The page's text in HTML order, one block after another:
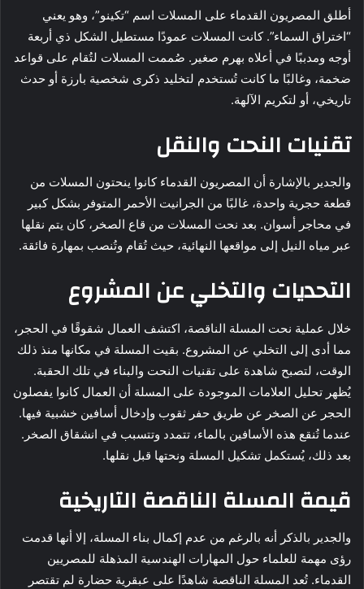
أطلق المصريون القدماء على المسلات اسم “تكينو”، وهو يعني
“اختراق السماء”. كانت المسلات عمودًا مستطيل الشكل ذي أربعة
أوجه ومدببًا في أعلاه بهرم صغير. صُممت المسلات لتُقام على قواعد
ضخمة، وغالبًا ما كانت تُستخدم لتخليد ذكرى شخصية بارزة أو حدث
تاريخي، أو لتكريم الآلهة.
تقنيات النحت والنقل
والجدير بالإشارة أن المصريون القدماء كانوا ينحتون المسلات من
قطعة حجرية واحدة، غالبًا من الجرانيت الأحمر المتوفر بشكل كبير
في محاجر أسوان. بعد نحت المسلات من قاع الصخر، كان يتم نقلها
عبر مياه النيل إلى مواقعها النهائية، حيث تُقام وتُنصب بمهارة فائقة.
التحديات والتخلي عن المشروع
خلال عملية نحت المسلة الناقصة، اكتشف العمال شقوقًا في الحجر،
مما أدى إلى التخلي عن المشروع. بقيت المسلة في مكانها منذ ذلك
الوقت، لتصبح شاهدة على تقنيات النحت والبناء في تلك الحقبة.
يُظهر تحليل العلامات الموجودة على المسلة أن العمال كانوا يفصلون
الحجر عن الصخر عن طريق حفر ثقوب وإدخال أسافين خشبية فيها.
عندما تُنقع هذه الأسافين بالماء، تتمدد وتتسبب في انشقاق الصخر.
بعد ذلك، يُستكمل تشكيل المسلة ونحتها قبل نقلها.
قيمة المسلة الناقصة التاريخية
والجدير بالذكر أنه بالرغم من عدم إكمال بناء المسلة، إلا أنها قدمت
رؤى مهمة للعلماء حول المهارات الهندسية المذهلة للمصريين
القدماء. تُعد المسلة الناقصة شاهدًا على عبقرية حضارة لم تقتصر